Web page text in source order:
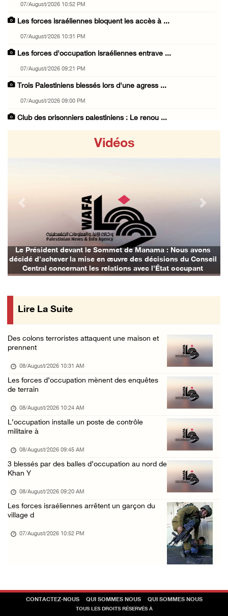
07/August/2026 10:52 PM
Les forces israéliennes bloquent les accès à ...
07/August/2026 10:31 PM
Les forces d'occupation israéliennes entrave ...
07/August/2026 09:21 PM
Trois Palestiniens blessés lors d'une agress ...
07/August/2026 09:00 PM
Club des prisonniers palestiniens : Le renou ...
07/August/2026 06:47 PM
La présidence salue le lancement par l'Arabi ...
07/August/2026 06:39 PM
Naplouse : Attaque des forces d'occupation e ...
07/August/2026 06:14 PM
Environ 70 000 fidèles ont accompli la prièr ...
La présidence palestinienne condamne les att ...
Incursions et barrages improvisés : les colo ...
07/August/2026 02:13 PM
« La force ne garantira ni sécurité ni stabi ...
07/August/2026 01:58 PM
Khalayel al-Louz : des colons attaquent un c ...
Nouvelle attaque de colons à Ramallah : une ...
Vidéos
Le Président devant le Sommet de Manama : Nous avons
décidé d'achever la mise en œuvre des décisions du Conseil
Central concernant les relations avec l'État occupant
Previous Next
Lire La Suite
Des colons terroristes attaquent une maison et
prennent
08/August/2026 10:31 AM
Les forces d’occupation mènent des enquêtes
de terrain
08/August/2026 10:24 AM
L’occupation installe un poste de contrôle
militaire à
08/August/2026 09:45 AM
3 blessés par des balles d’occupation au nord de
Khan Y
08/August/2026 09:20 AM
Les forces israéliennes arrêtent un garçon du
village d
07/August/2026 10:52 PM
CONTACTEZ-NOUS QUI SOMMES NOUS QUI SOMMES NOUS
TOUS LES DROITS RÉSERVÉS À